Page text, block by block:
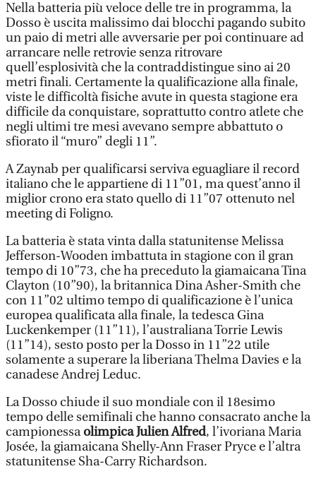
Nella batteria più veloce delle tre in programma, la
Dosso è uscita malissimo dai blocchi pagando subito
un paio di metri alle avversarie per poi continuare ad
arrancare nelle retrovie senza ritrovare
quell’esplosività che la contraddistingue sino ai 20
metri finali. Certamente la qualificazione alla finale,
viste le difficoltà fisiche avute in questa stagione era
difficile da conquistare, soprattutto contro atlete che
negli ultimi tre mesi avevano sempre abbattuto o
sfiorato il “muro” degli 11”.
A Zaynab per qualificarsi serviva eguagliare il record
italiano che le appartiene di 11”01, ma quest’anno il
miglior crono era stato quello di 11”07 ottenuto nel
meeting di Foligno.
La batteria è stata vinta dalla statunitense Melissa
Jefferson-Wooden imbattuta in stagione con il gran
tempo di 10”73, che ha preceduto la giamaicana Tina
Clayton (10”90), la britannica Dina Asher-Smith che
con 11”02 ultimo tempo di qualificazione è l’unica
europea qualificata alla finale, la tedesca Gina
Luckenkemper (11”11), l’australiana Torrie Lewis
(11”14), sesto posto per la Dosso in 11”22 utile
solamente a superare la liberiana Thelma Davies e la
canadese Andrej Leduc.
La Dosso chiude il suo mondiale con il 18esimo
tempo delle semifinali che hanno consacrato anche la
campionessaolimpica Julien Alfred, l’ivoriana Maria
Josée, la giamaicana Shelly-Ann Fraser Pryce e l’altra
statunitense Sha-Carry Richardson.